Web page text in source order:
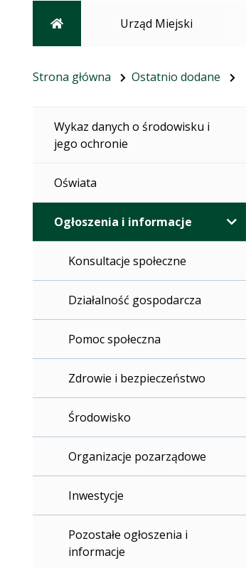
Strona głównaUrząd Miejski
Strona główna Ostatnio dodane
Wykaz danych o środowisku i
jego ochronie
Oświata
Ogłoszenia i informacje
Konsultacje społeczne
Działalność gospodarcza
Pomoc społeczna
Zdrowie i bezpieczeństwo
Środowisko
Organizacje pozarządowe
Inwestycje
Pozostałe ogłoszenia i
informacje